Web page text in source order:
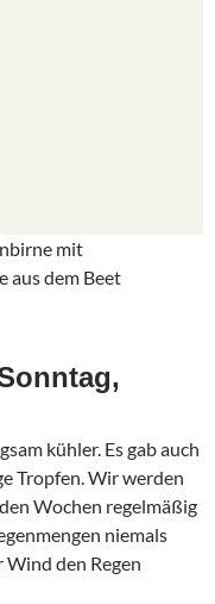
mit
aus dem Beet
kühler. Es gab auch
Tropfen. Wir werden
Wochen regelmäßig
niemals
den Regen